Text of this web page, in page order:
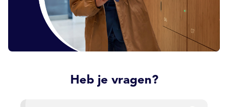
Heb je vragen?